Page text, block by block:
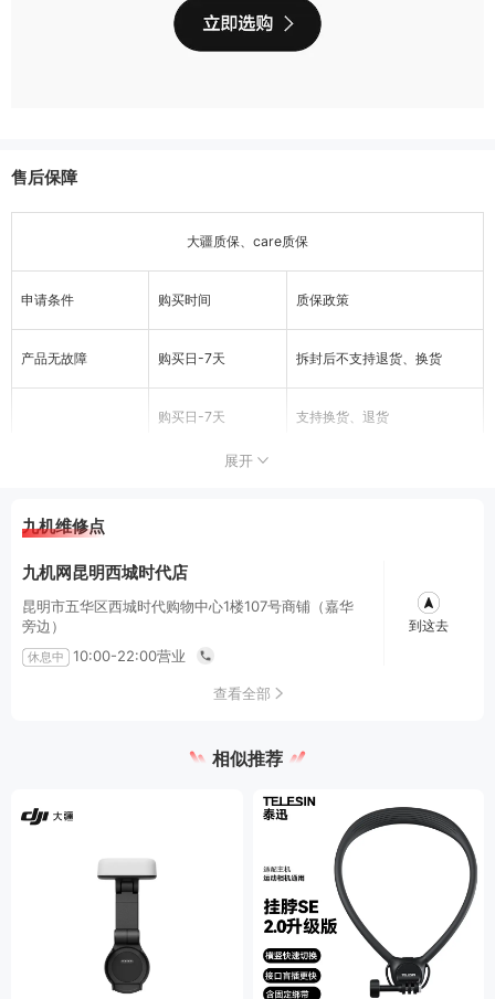
售后保障
大疆质保、care质保
申请条件 购买时间 质保政策
产品无故障 购买日-7天 拆封后不支持退货、换货
购买日-7天 支持换货、退货
用户原因导致产品
故障
务，具体费用以官方售后为准
为准。
大疆care质保
购买绑定，即与主机进行绑定生效，不支持退换。
2.请在购买前确保您的DJI大疆产品满足以下任一条
件，并在下述规定时间内进行服务绑定：①产品全新
未激活使用；②飞行器/云台激活时间在48小时内。
注意：当前条款仅适用于 2026-04-29~当前时间 购买此服务的用户，如果您不
是这个时间段购买，请查看以下历史版本
大疆质保政策（含care）V1.1 适用于 2021-11-01~2026-04-28购买此服务
展开
九机维修点
九机网昆明西城时代店
昆明市五华区西城时代购物中心1楼107号商铺（嘉华
旁边）
休息中 10:00-22:00营业
到这去
查看全部
相似推荐